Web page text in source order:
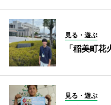
見る・遊ぶ
「稲美町
見る・遊ぶ